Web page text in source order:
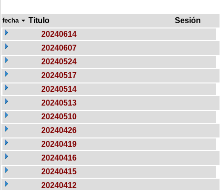
fecha Titulo
Sesión
20240614
20240607
20240524
20240517
20240514
20240513
20240510
20240426
20240419
20240416
20240415
20240412